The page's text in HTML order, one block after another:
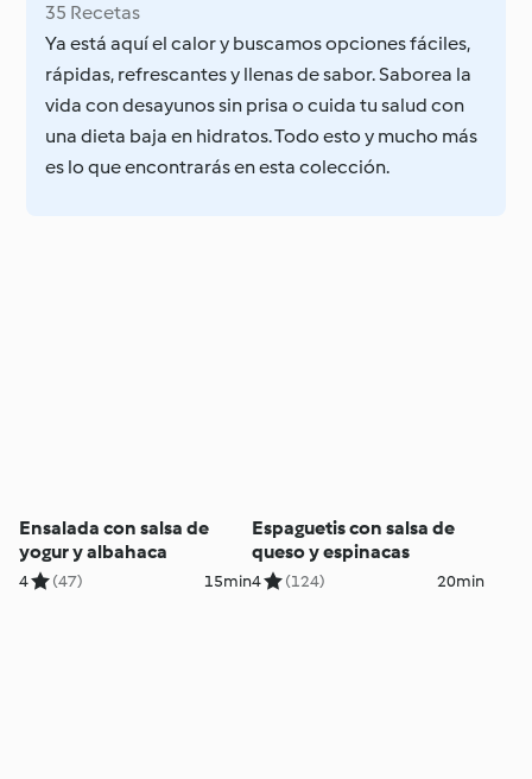
35 Recetas
Ya está aquí el calor y buscamos opciones fáciles,
rápidas, refrescantes y llenas de sabor. Saborea la
vida con desayunos sin prisa o cuida tu salud con
una dieta baja en hidratos. Todo esto y mucho más
es lo que encontrarás en esta colección.
Ensalada con salsa de
yogur y albahaca
4 (47) 15min
Espaguetis con salsa de
queso y espinacas
4 (124) 20min